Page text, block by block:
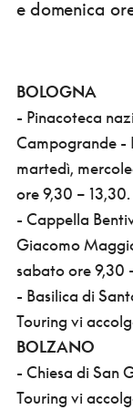
e domenica
BOLOGNA
- Pinacoteca
Campogrande -
martedì,
ore 9,30 – 13,30.
- Cappella
Giacomo
sabato ore 9,30
- Basilica di
Touring vi
BOLZANO
- Chiesa di San
Touring vi